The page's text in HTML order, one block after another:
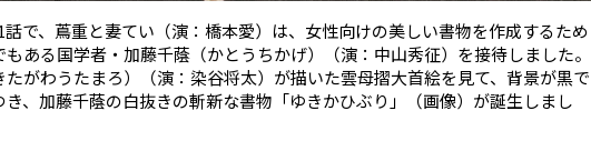
話で、蔦重と妻てい（演：橋本愛）は、女性向けの美しい書物を作成するため
ある国学者・加藤千蔭（かとうちかげ）（演：中山秀征）を接待しました。
がわうたまろ）（演：染谷将太）が描いた雲母摺大首絵を見て、背景が黒で
、加藤千蔭の白抜きの斬新な書物「ゆきかひぶり」（画像）が誕生しまし